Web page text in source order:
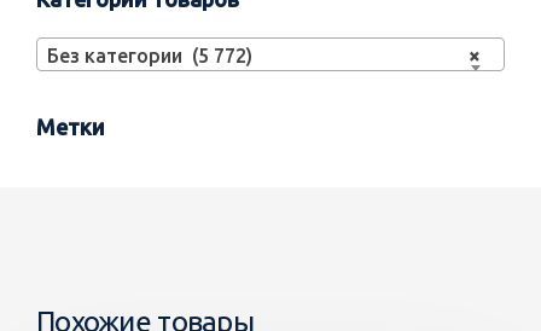
×
Без категории (5 772)
Метки
Похожие товары